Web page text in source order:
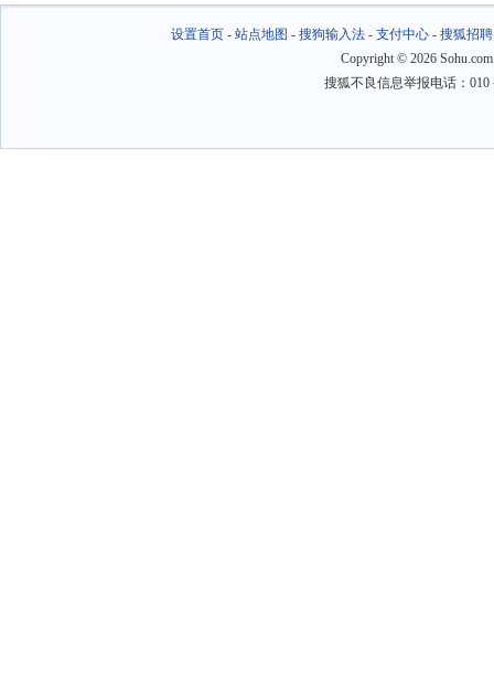
设置首页- 站点地图 - 搜狗输入法- 支付中心- 搜狐招聘
Copyright © 2026
搜狐不良信息举报电话：010